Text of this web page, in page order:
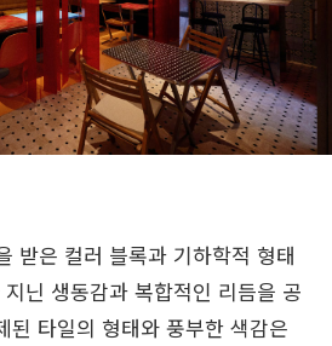
받은 컬러 블록과 기하학적 형태
닌 생동감과 복합적인 리듬을 공
된 타일의 형태와 풍부한 색감은